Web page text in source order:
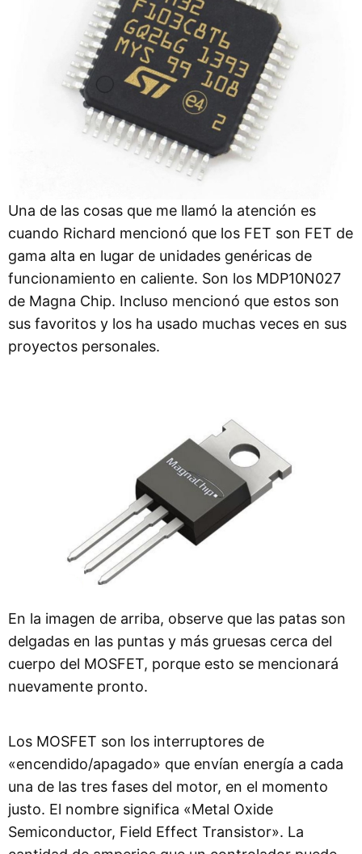
Una de las cosas que me llamó la atención es
cuando Richard mencionó que los FET son FET de
gama alta en lugar de unidades genéricas de
funcionamiento en caliente. Son los MDP10N027
de Magna Chip. Incluso mencionó que estos son
sus favoritos y los ha usado muchas veces en sus
proyectos personales.
En la imagen de arriba, observe que las patas son
delgadas en las puntas y más gruesas cerca del
cuerpo del MOSFET, porque esto se mencionará
nuevamente pronto.
Los MOSFET son los interruptores de
«encendido/apagado» que envían energía a cada
una de las tres fases del motor, en el momento
justo. El nombre significa «Metal Oxide
Semiconductor, Field Effect Transistor». La